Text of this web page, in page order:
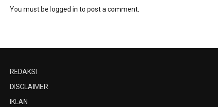
You must be logged in to post a comment.
REDAKSI
DISCLAIMER
IKLAN